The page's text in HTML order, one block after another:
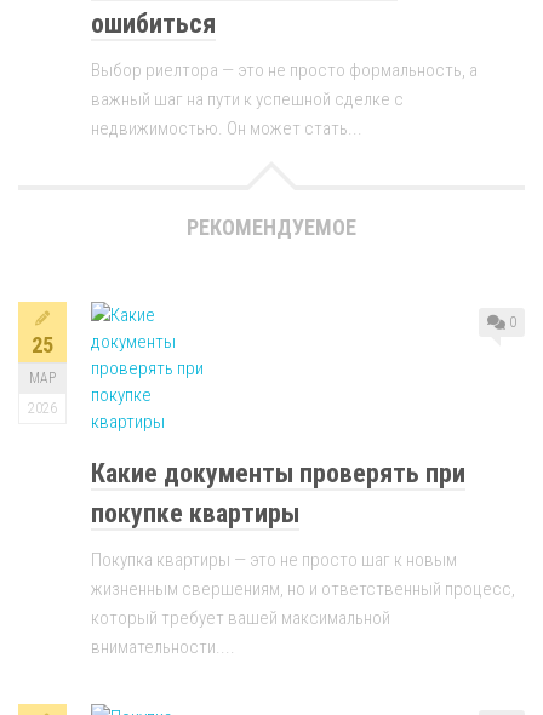
ошибиться
Выбор риелтора — это не просто формальность, а
важный шаг на пути к успешной сделке с
недвижимостью. Он может стать...
РЕКОМЕНДУЕМОЕ
25
МАР
2026
0
Какие документы проверять при
покупке квартиры
Покупка квартиры — это не просто шаг к новым
жизненным свершениям, но и ответственный процесс,
который требует вашей максимальной
внимательности....